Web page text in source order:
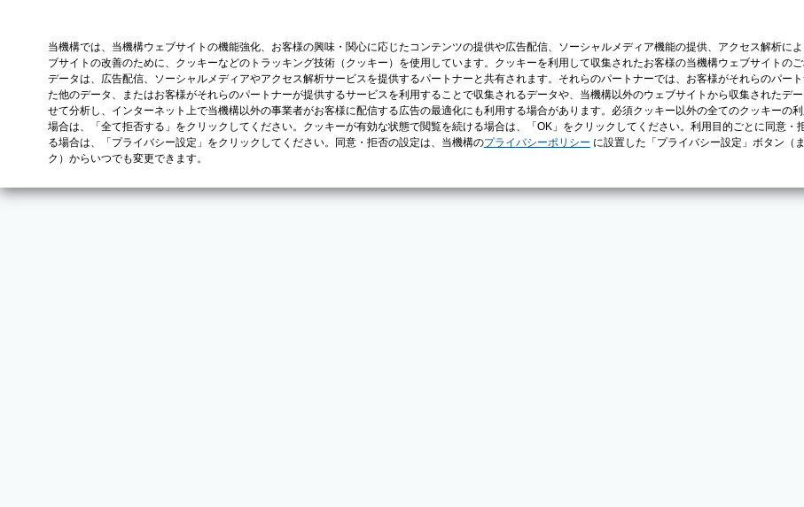
当機構では、当機構ウェブサイトの機能強化、お客様の興味・関心に応じたコンテンツの提供や広告配信、ソーシャルメディア機能の提供、アクセス解析に
ブサイトの改善のために、クッキーなどのトラッキング技術（クッキー）を使用しています。クッキーを利用して収集されたお客様の当機構ウェブサイトの
データは、広告配信、ソーシャルメディアやアクセス解析サービスを提供するパートナーと共有されます。それらのパートナーでは、お客様がそれらのパー
た他のデータ、またはお客様がそれらのパートナーが提供するサービスを利用することで収集されるデータや、当機構以外のウェブサイトから収集されたデ
せて分析し、インターネット上で当機構以外の事業者がお客様に配信する広告の最適化にも利用する場合があります。必須クッキー以外の全てのクッキーの
場合は、「全て拒否する」をクリックしてください。クッキーが有効な状態で閲覧を続ける場合は、「OK」をクリックしてください。利用目的ごとに同意・
る場合は、「プライバシー設定」をクリックしてください。同意・拒否の設定は、当機構のプライバシーポリシー に設置した「プライバシー設定」ボタン（
ク）からいつでも変更できます。